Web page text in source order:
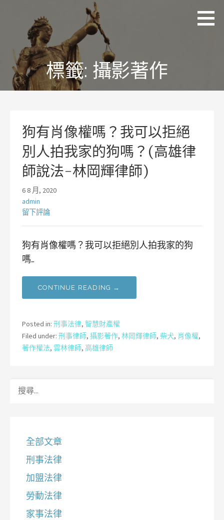
法
律
事
務
所
林
熱
情、
同理
及完
標籤: 攝影著作
狗有肖像權嗎？我可以拒絕
別人拍我家的狗嗎？(高雄律
師說法-林岡輝律師)
6 8 月, 2020
admin
留下評論
狗有肖像權嗎？我可以拒絕別人拍我家的狗
嗎…
CONTINUE READING →
Posted in: 刑事法律, 智慧財產權
Filed under: 刑事律師, 攝影著作, 林岡輝律師, 柴犬, 肖像權,
著作權法, 雲林律師, 高雄律師
全部文章
刑事法律
加盟法律
勞動法律
家事法律